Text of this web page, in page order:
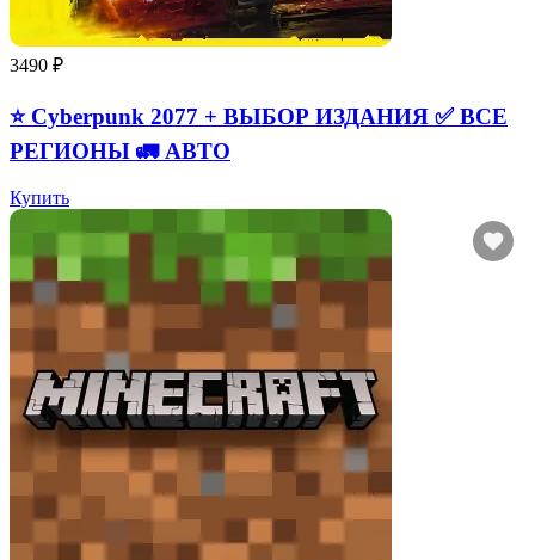
3490 ₽
⭐ Cyberpunk 2077 + ВЫБОР ИЗДАНИЯ ✅ ВСЕ
РЕГИОНЫ 🚛 АВТО
Купить